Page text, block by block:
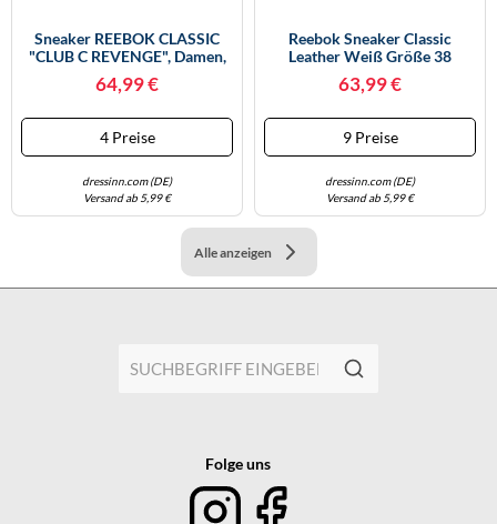
Sneaker REEBOK CLASSIC
"CLUB C REVENGE", Damen,
Gr. 38,5, Ftwrweiß, Chalk,
Purepink, Leder, Textil, Schuhe
64,99 €
4 Preise
dressinn.com (DE)
Versand ab 5,99 €
Reebok Sneaker Classic
Leather Weiß Größe 38
63,99 €
9 Preise
dressinn.com (DE)
Versand ab 5,99 €
Alle anzeigen
Folge uns